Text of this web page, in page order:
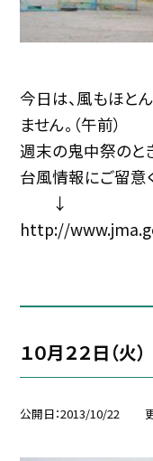
今日は、風もほと
ません。（午前）
週末の鬼中祭のと
台風情報にご留意
↓
http://
１０月２２日（
公開日 2013/10/22